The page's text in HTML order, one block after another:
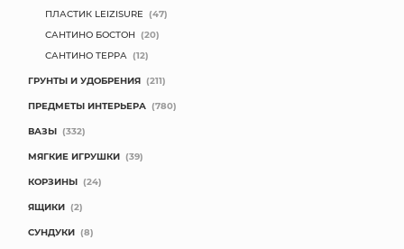
ПЛАСТИК LEIZISURE (47)
САНТИНО БОСТОН (20)
САНТИНО ТЕРРА (12)
ГРУНТЫ И УДОБРЕНИЯ (211)
ПРЕДМЕТЫ ИНТЕРЬЕРА (780)
ВАЗЫ (332)
МЯГКИЕ ИГРУШКИ (39)
КОРЗИНЫ (24)
ЯЩИКИ (2)
СУНДУКИ (8)